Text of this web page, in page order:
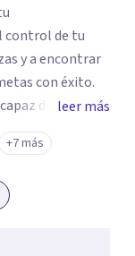
control de tu
con éxito.
sin
los que has
leer más
+7 más